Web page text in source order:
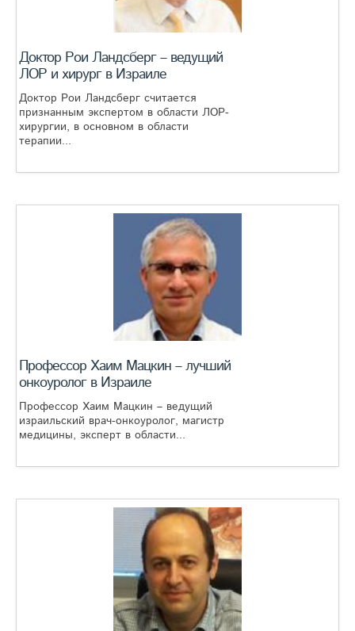
Доктор Рои Ландсберг – ведущий
ЛОР и хирург в Израиле
Доктор Рои Ландсберг считается
признанным экспертом в области ЛОР-
хирургии, в основном в области
терапии...
Профессор Хаим Мацкин – лучший
онкоуролог в Израиле
Профессор Хаим Мацкин – ведущий
израильский врач-онкоуролог, магистр
медицины, эксперт в области...